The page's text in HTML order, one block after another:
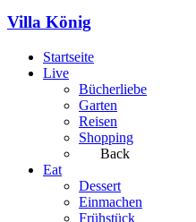
Villa König
Startseite
Live
Bücherliebe
Garten
Reisen
Shopping
Back
Eat
Dessert
Einmachen
Frühstück